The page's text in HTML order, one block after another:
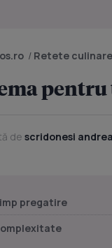
/ Retete culinare
de scridonesi andrea
pregatire